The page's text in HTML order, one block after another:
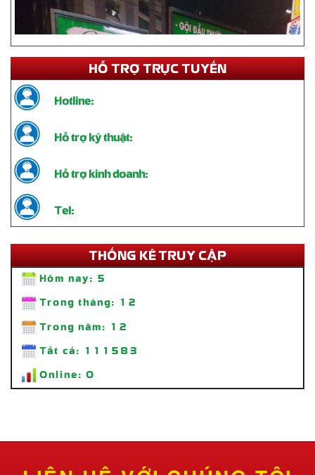
Thi Công Standee Chân Sắt – Giải Pháp Quảng Cáo Tiện Lợi, Bền
HỖ TRỢ TRỰC TUYẾN
Hotline:
Hôm nay:5
Trong tháng:
Trong năm:12
Tất cả:111583
Online: 0